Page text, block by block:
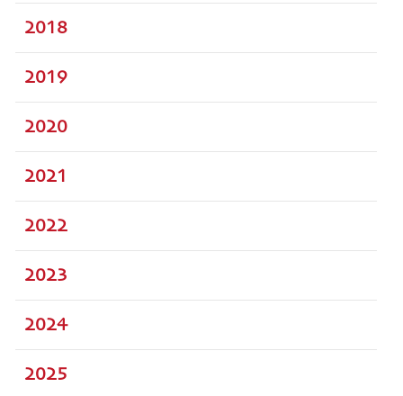
2018
2019
2020
2021
2022
2023
2024
2025